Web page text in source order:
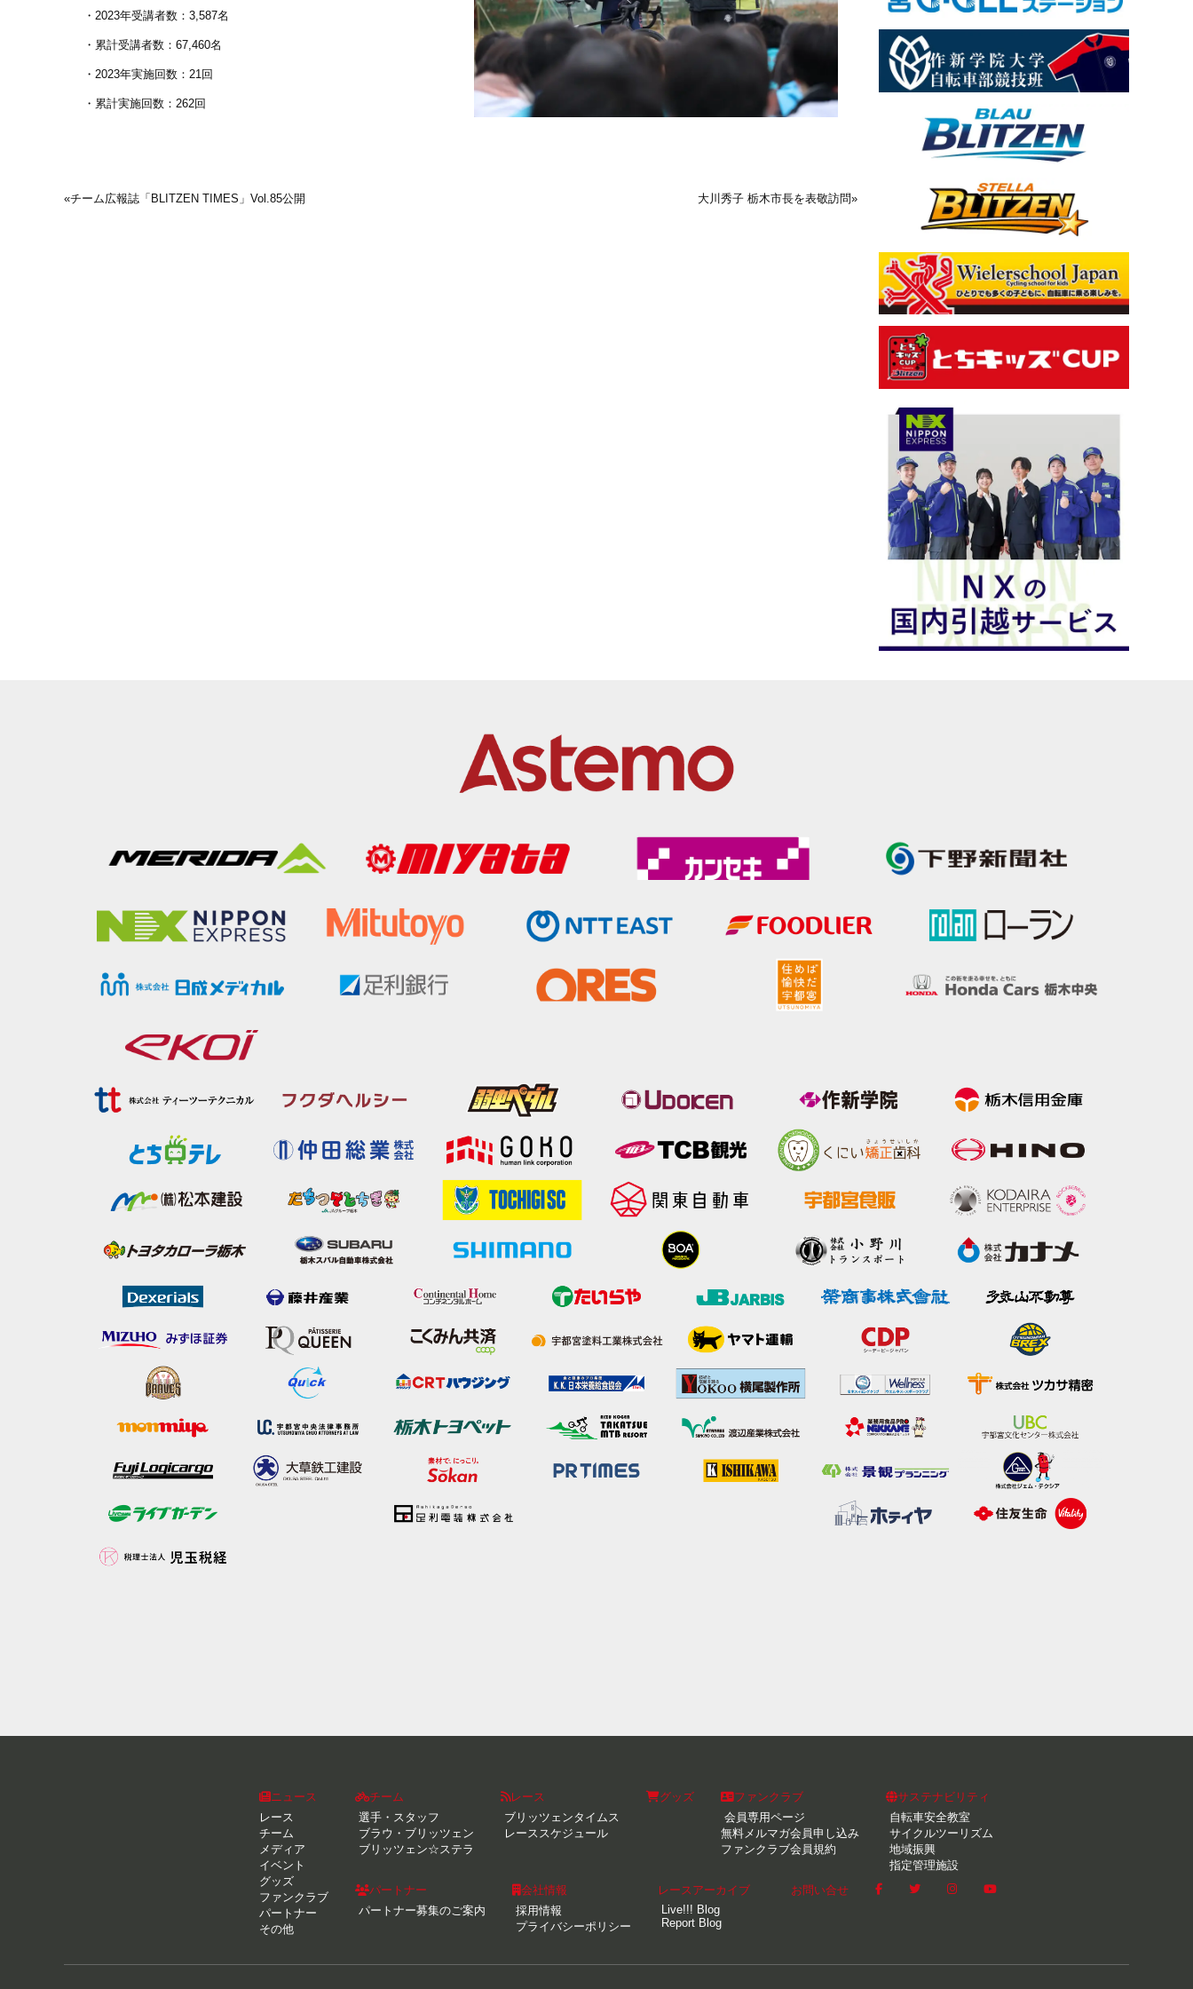
・2023年受講者数：3,587名
・累計受講者数：67,460名
・2023年実施回数：21回
・累計実施回数：262回
«チーム広報誌「BLITZEN TIMES」Vol.85公開 大川秀子 栃木市長を表敬訪問»
ニュース
レース
チーム
メディア
イベント
グッズ
ファンクラブ
パートナー
その他
チーム
選手・スタッフ
ブラウ・ブリッツェン
ブリッツェン☆ステラ
レース
ブリッツェンタイムス
レーススケジュール
グッズ
ファンクラブ
会員専用ページ
無料メルマガ会員申し込み
ファンクラブ会員規約
サステナビリティ
自転車安全教室
サイクルツーリズム
地域振興
指定管理施設
パートナー
パートナー募集のご案内
会社情報
採用情報
プライバシーポリシー
レースアーカイブ
Live!!! Blog
Report Blog
お問い合せ